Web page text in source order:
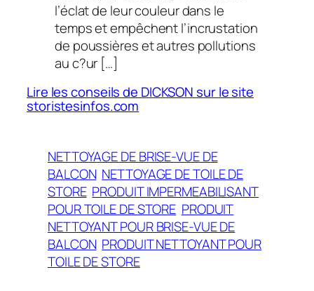
l’éclat de leur couleur dans le
temps et empêchent l’incrustation
de poussières et autres pollutions
au c?ur […]
Lire les conseils de DICKSON sur le site
storistesinfos.com
NETTOYAGE DE BRISE-VUE DE
BALCON NETTOYAGE DE TOILE DE
STORE PRODUIT IMPERMEABILISANT
POUR TOILE DE STORE PRODUIT
NETTOYANT POUR BRISE-VUE DE
BALCON PRODUIT NETTOYANT POUR
TOILE DE STORE